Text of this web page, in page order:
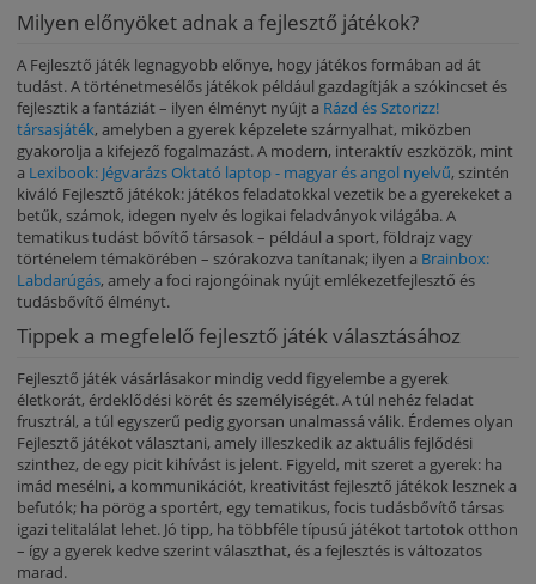
Milyen előnyöket adnak a fejlesztő játékok?
A Fejlesztő játék legnagyobb előnye, hogy játékos formában ad át
tudást. A történetmesélős játékok például gazdagítják a szókincset és
fejlesztik a fantáziát – ilyen élményt nyújt a Rázd és Sztorizz!
társasjáték, amelyben a gyerek képzelete szárnyalhat, miközben
gyakorolja a kifejező fogalmazást. A modern, interaktív eszközök, mint
a Lexibook: Jégvarázs Oktató laptop - magyar és angol nyelvű, szintén
kiváló Fejlesztő játékok: játékos feladatokkal vezetik be a gyerekeket a
betűk, számok, idegen nyelv és logikai feladványok világába. A
tematikus tudást bővítő társasok – például a sport, földrajz vagy
történelem témakörében – szórakozva tanítanak; ilyen a Brainbox:
Labdarúgás, amely a foci rajongóinak nyújt emlékezetfejlesztő és
tudásbővítő élményt.
Tippek a megfelelő fejlesztő játék választásához
Fejlesztő játék vásárlásakor mindig vedd figyelembe a gyerek
életkorát, érdeklődési körét és személyiségét. A túl nehéz feladat
frusztrál, a túl egyszerű pedig gyorsan unalmassá válik. Érdemes olyan
Fejlesztő játékot választani, amely illeszkedik az aktuális fejlődési
szinthez, de egy picit kihívást is jelent. Figyeld, mit szeret a gyerek: ha
imád mesélni, a kommunikációt, kreativitást fejlesztő játékok lesznek a
befutók; ha pörög a sportért, egy tematikus, focis tudásbővítő társas
igazi telitalálat lehet. Jó tipp, ha többféle típusú játékot tartotok otthon
– így a gyerek kedve szerint választhat, és a fejlesztés is változatos
marad.